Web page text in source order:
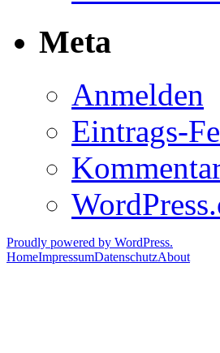
Meta
Anmelden
Eintrags-
Proudly powered by WordPress.
HomeImpressumDatenschutzAbout